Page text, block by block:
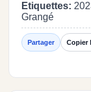
Etiquettes:
Grangé
Partager Copier